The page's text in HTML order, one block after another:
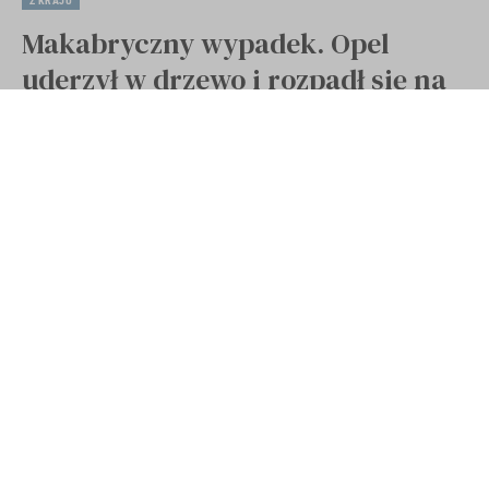
Makabryczny wypadek. Opel
uderzył w drzewo i rozpadł się na